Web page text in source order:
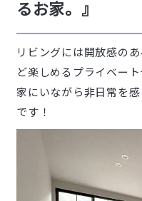
るお家。』
リビングには開放感の
ど楽しめるプライベー
家にいながら非日常を
です！